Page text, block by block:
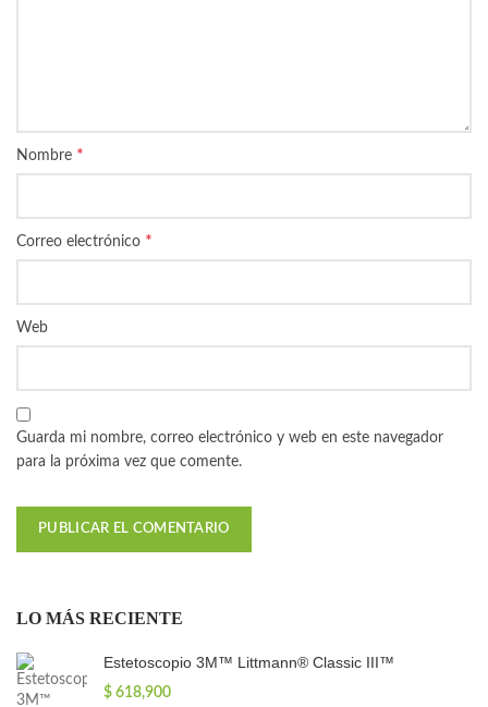
Nombre *
Correo electrónico *
Web
Guarda mi nombre, correo electrónico y web en este navegador
para la próxima vez que comente.
LO MÁS RECIENTE
Estetoscopio 3M™ Littmann® Classic III™
$ 618,900